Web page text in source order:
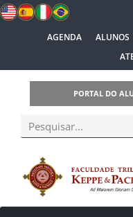
AGENDA ALUNOS
PORTAL DO